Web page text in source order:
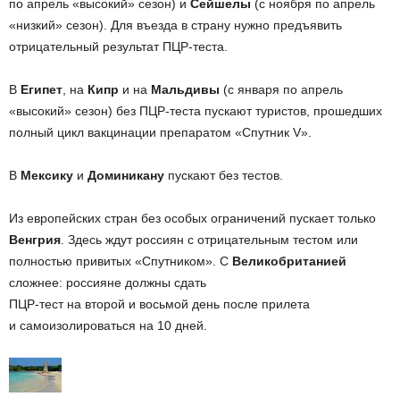
по апрель «высокий» сезон) и Сейшелы (с ноября по апрель
«низкий» сезон). Для въезда в страну нужно предъявить
отрицательный результат ПЦР-теста.
В Египет , на Кипр и на Мальдивы (с января по апрель
«высокий» сезон) без ПЦР-теста пускают туристов, прошедших
полный цикл вакцинации препаратом «Спутник V».
В Мексику и Доминикану пускают без тестов.
Из европейских стран без особых ограничений пускает только
Венгрия . Здесь ждут россиян с отрицательным тестом или
полностью привитых «Спутником». С Великобританией
сложнее: россияне должны сдать
ПЦР-тест на второй и восьмой день после прилета
и самоизолироваться на 10 дней.